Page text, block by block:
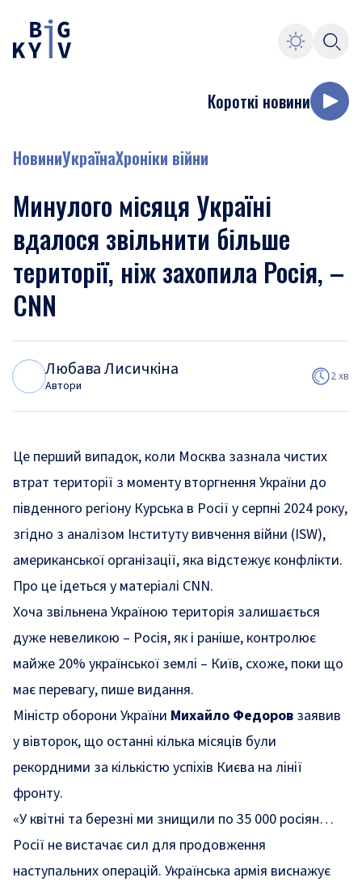
Короткі новини
НовиниУкраїнаХроніки війни
Минулого місяця Україні
вдалося звільнити більше
території, ніж захопила Росія, –
CNN
Любава Лисичкіна
Автори
2 хв
Це перший випадок, коли Москва зазнала чистих
втрат території з моменту вторгнення України до
південного регіону Курська в Росії у серпні 2024 року,
згідно з аналізом Інституту вивчення війни (ISW),
американської організації, яка відстежує конфлікти.
Про це ідеться у матеріалі CNN.
Хоча звільнена Україною територія залишається
дуже невеликою – Росія, як і раніше, контролює
майже 20% української землі – Київ, схоже, поки що
має перевагу, пише видання.
Міністр оборони України Михайло Федоров заявив
у вівторок, що останні кілька місяців були
рекордними за кількістю успіхів Києва на лінії
фронту.
«У квітні та березні ми знищили по 35 000 росіян…
Росії не вистачає сил для продовження
наступальних операцій. Українська армія виснажує